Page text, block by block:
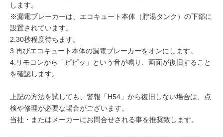
します。
※漏電ブレーカーは、エコキュート本体（貯湯タンク）の下部に
設置されています。
2.30秒程度待ちます。
3.再びエコキュート本体の漏電ブレーカーをオンにします。
4.リモコンから「ピピッ」という音が鳴り、画面が復旧すること
を確認します。
上記の方法を試しても、警報「H54」から復旧しない場合は、点
検や修理が必要な場合がございます。
当社・またはメーカーにお問合せされる事を推奨致します。